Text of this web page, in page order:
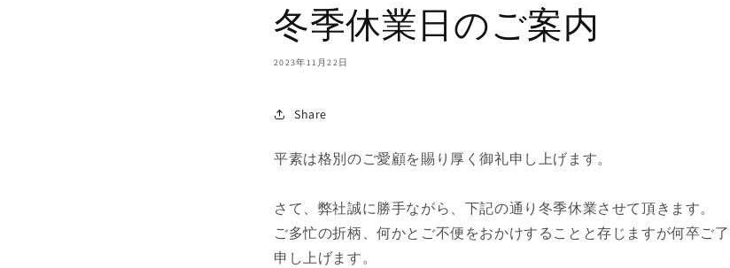
冬季休業日のご案内
2023年11月22日
Share
平素は格別のご愛顧を賜り厚く御礼申し上げます。
さて、弊社誠に勝手ながら、下記の通り冬季休業させて頂きます。
ご多忙の折柄、何かとご不便をおかけすることと存じますが何卒ご
申し上げます。